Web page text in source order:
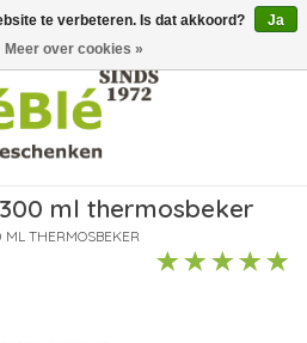
ml thermosbeker
THERMOSBEKER
te verbeteren. Is dat akkoord?
Ja
Meer over cookies »